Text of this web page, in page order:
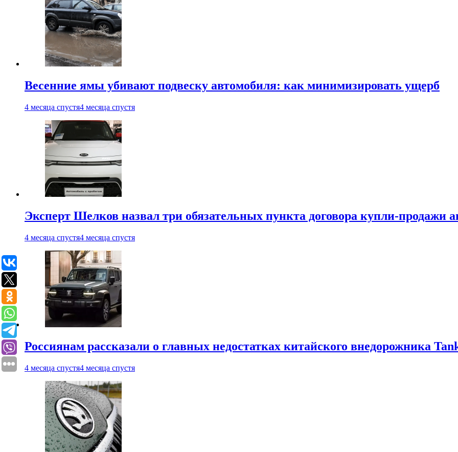
Весенние ямы убивают подвеску автомобиля: как минимизировать ущерб
4 месяца спустя4 месяца спустя
Эксперт Шелков назвал три обязательных пункта договора купли-продажи
4 месяца спустя4 месяца спустя
Россиянам рассказали о главных недостатках китайского внедорожника
4 месяца спустя4 месяца спустя